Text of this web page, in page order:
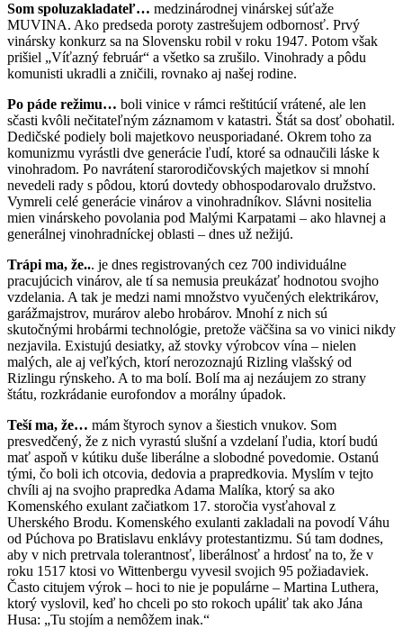
Som spoluzakladateľ… medzinárodnej vinárskej súťaže
MUVINA. Ako predseda poroty zastrešujem odbornosť. Prvý
vinársky konkurz sa na Slovensku robil v roku 1947. Potom však
prišiel „Víťazný február“ a všetko sa zrušilo. Vinohrady a pôdu
komunisti ukradli a zničili, rovnako aj našej rodine.
Po páde režimu… boli vinice v rámci reštitúcií vrátené, ale len
sčasti kvôli nečitateľným záznamom v katastri. Štát sa dosť obohatil.
Dedičské podiely boli majetkovo neusporiadané. Okrem toho za
komunizmu vyrástli dve generácie ľudí, ktoré sa odnaučili láske k
vinohradom. Po navrátení starorodičovských majetkov si mnohí
nevedeli rady s pôdou, ktorú dovtedy obhospodarovalo družstvo.
Vymreli celé generácie vinárov a vinohradníkov. Slávni nositelia
mien vinárskeho povolania pod Malými Karpatami – ako hlavnej a
generálnej vinohradníckej oblasti – dnes už nežijú.
Trápi ma, že... je dnes registrovaných cez 700 individuálne
pracujúcich vinárov, ale tí sa nemusia preukázať hodnotou svojho
vzdelania. A tak je medzi nami množstvo vyučených elektrikárov,
garážmajstrov, murárov alebo hrobárov. Mnohí z nich sú
skutočnými hrobármi technológie, pretože väčšina sa vo vinici nikdy
nezjavila. Existujú desiatky, až stovky výrobcov vína – nielen
malých, ale aj veľkých, ktorí nerozoznajú Rizling vlašský od
Rizlingu rýnskeho. A to ma bolí. Bolí ma aj nezáujem zo strany
štátu, rozkrádanie eurofondov a morálny úpadok.
Teší ma, že… mám štyroch synov a šiestich vnukov. Som
presvedčený, že z nich vyrastú slušní a vzdelaní ľudia, ktorí budú
mať aspoň v kútiku duše liberálne a slobodné povedomie. Ostanú
tými, čo boli ich otcovia, dedovia a prapredkovia. Myslím v tejto
chvíli aj na svojho prapredka Adama Malíka, ktorý sa ako
Komenského exulant začiatkom 17. storočia vysťahoval z
Uherského Brodu. Komenského exulanti zakladali na povodí Váhu
od Púchova po Bratislavu enklávy protestantizmu. Sú tam dodnes,
aby v nich pretrvala tolerantnosť, liberálnosť a hrdosť na to, že v
roku 1517 ktosi vo Wittenbergu vyvesil svojich 95 požiadaviek.
Často citujem výrok – hoci to nie je populárne – Martina Luthera,
ktorý vyslovil, keď ho chceli po sto rokoch upáliť tak ako Jána
Husa: „Tu stojím a nemôžem inak.“